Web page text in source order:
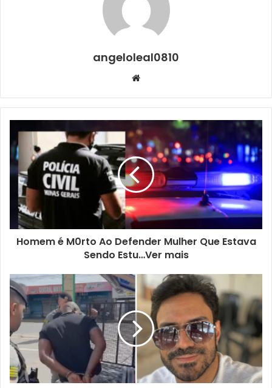
angeloleal0810
Website
Homem é M0rto Ao Defender Mulher Que Estava
Sendo Estu…Ver mais